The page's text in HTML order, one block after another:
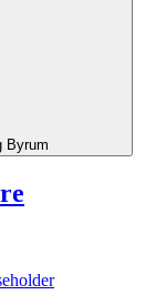
Byrum